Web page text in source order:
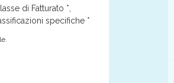
di Fatturato *,
specifiche *